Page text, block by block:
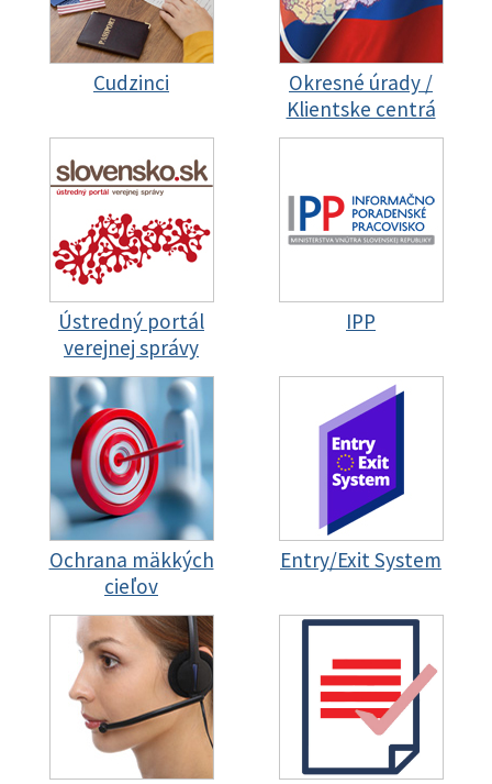
Cudzinci
Okresné úrady /
Klientske centrá
Ústredný portál
verejnej správy
IPP
Ochrana mäkkých
cieľov
Entry/Exit System